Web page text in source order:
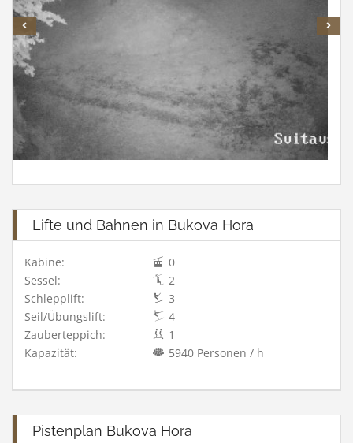
Lifte und Bahnen in Bukova Hora
Kabine:
0
Sessel:
2
Schlepplift:
3
Seil/Übungslift:
4
Zauberteppich:
1
Kapazität:
5940 Personen / h
Pistenplan Bukova Hora